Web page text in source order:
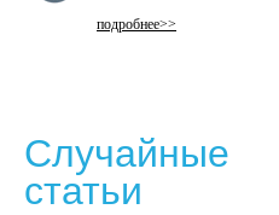
подробнее>>
Случайные
статьи